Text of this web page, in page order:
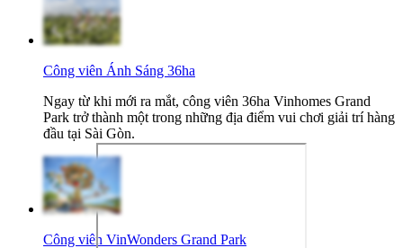
Công viên Ánh Sáng 36ha
Ngay từ khi mới ra mắt, công viên 36ha Vinhomes Grand
Park trở thành một trong những địa điểm vui chơi giải trí hàng
đầu tại Sài Gòn.
Công viên VinWonders Grand Park